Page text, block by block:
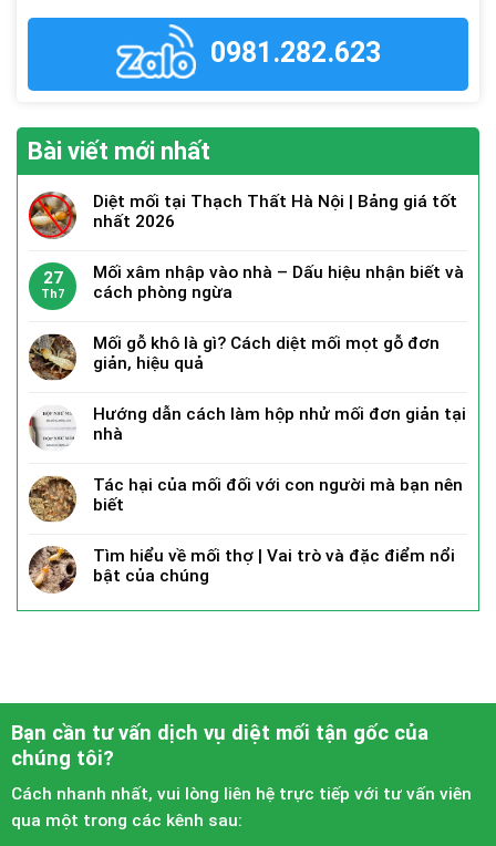
0981.282.623
Bài viết mới nhất
Diệt mối tại Thạch Thất Hà Nội | Bảng giá tốt
nhất 2026
27
Th7
Mối xâm nhập vào nhà – Dấu hiệu nhận biết và
cách phòng ngừa
Mối gỗ khô là gì? Cách diệt mối mọt gỗ đơn
giản, hiệu quả
Hướng dẫn cách làm hộp nhử mối đơn giản tại
nhà
Tác hại của mối đối với con người mà bạn nên
biết
Tìm hiểu về mối thợ | Vai trò và đặc điểm nổi
bật của chúng
Bạn cần tư vấn dịch vụ diệt mối tận gốc của
chúng tôi?
Cách nhanh nhất, vui lòng liên hệ trực tiếp với tư vấn viên
qua một trong các kênh sau: